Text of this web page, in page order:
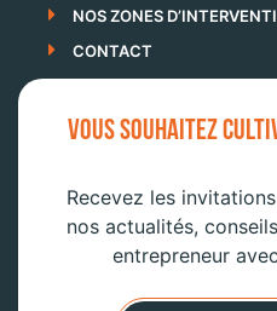
NOS ZONES
CONTACT
VOUS SOUHAITEZ
Recevez les
nos actualités,
entrepreneur